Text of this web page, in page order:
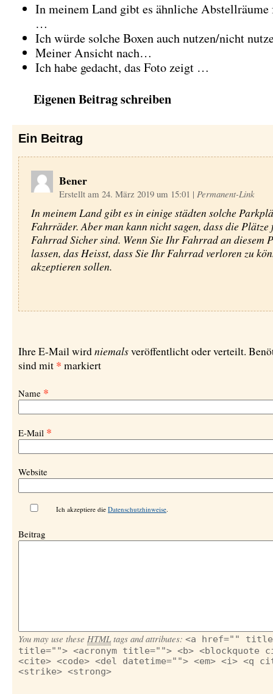
In meinem Land gibt es ähnliche Abstellräume
…
Ich würde solche Boxen auch nutzen/nicht
Meiner Ansicht nach…
Ich habe gedacht, das Foto zeigt …
Eigenen Beitrag schreiben
Ein Beitrag
Bener
Erstellt am 24. März 2019 um 15:01 | Permanent-Link
In meinem Land gibt es in einige städten solche
Fahrräder. Aber man kann nicht sagen, dass die Plätze
Fahrrad Sicher sind. Wenn Sie Ihr Fahrrad an diesem
lassen, das Heisst, dass Sie Ihr Fahrrad verloren zu
akzeptieren sollen.
Ihre E-Mail wirdniemalsveröffentlicht oder verteilt.
sind mit * markiert
Name *
E-Mail *
Website
Ich akzeptiere die Datenschutzhinweise.
Beitrag
You may use these HTML tags and attributes: <a href=""
title=""> <acronym title=""> <b> <blockquote
<cite> <code> <del datetime=""> <em> <i> <q
<strike> <strong>